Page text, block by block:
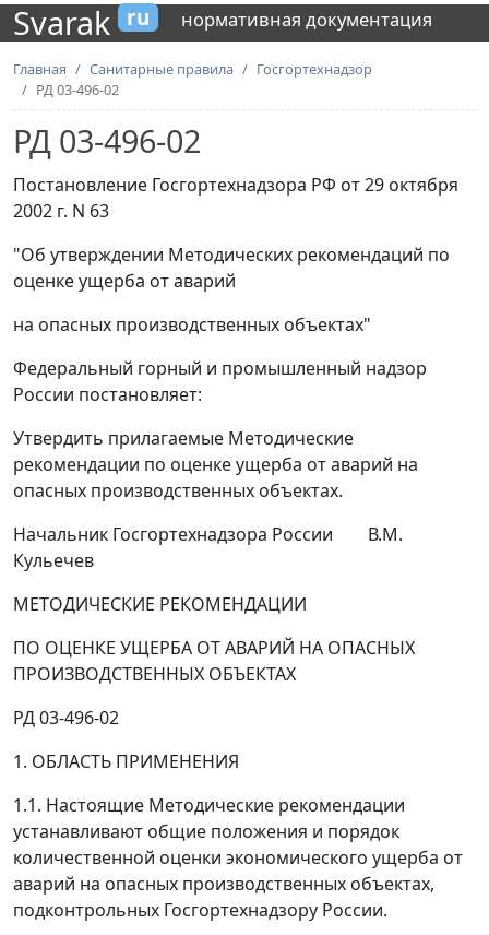
Svarak ru нормативная документация
Главная Санитарные правила
Госгортехнадзор
РД 03-496-02
РД 03-496-02
Постановление Госгортехнадзора РФ от 29 октября
2002 г. N 63
"Об утверждении Методических рекомендаций по
оценке ущерба от аварий
на опасных производственных объектах"
Федеральный горный и промышленный надзор
России постановляет:
Утвердить прилагаемые Методические
рекомендации по оценке ущерба от аварий на
опасных производственных объектах.
Начальник Госгортехнадзора России
В.М.
Кульечев
МЕТОДИЧЕСКИЕ РЕКОМЕНДАЦИИ
ПО ОЦЕНКЕ УЩЕРБА ОТ АВАРИЙ НА ОПАСНЫХ
ПРОИЗВОДСТВЕННЫХ ОБЪЕКТАХ
РД 03-496-02
1. ОБЛАСТЬ ПРИМЕНЕНИЯ
1.1. Настоящие Методические рекомендации
устанавливают общие положения и порядок
количественной оценки экономического ущерба от
аварий на опасных производственных объектах,
подконтрольных Госгортехнадзору России.